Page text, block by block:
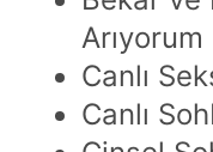
Arıyorum
Canlı
Canlı